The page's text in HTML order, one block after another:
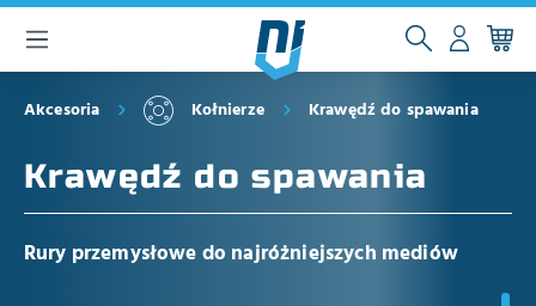
zawartości
Akcesoria Kołnierze Krawędź do spawania
Krawędź do spawania
Rury przemysłowe do najróżniejszych mediów